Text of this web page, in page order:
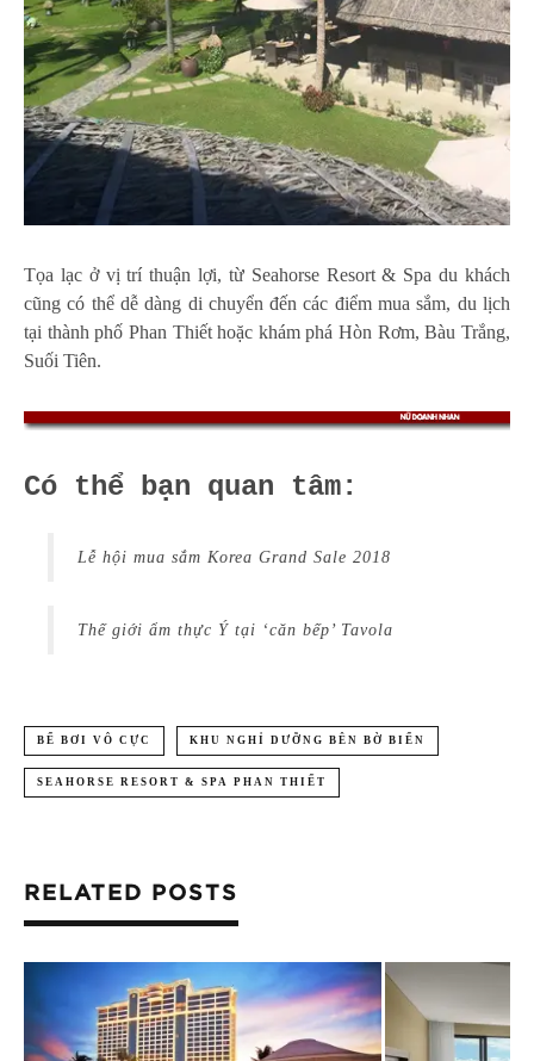
Tọa lạc ở vị trí thuận lợi, từ Seahorse Resort & Spa du khách
cũng có thể dễ dàng di chuyển đến các điểm mua sắm, du lịch
tại thành phố Phan Thiết hoặc khám phá Hòn Rơm, Bàu Trắng,
Suối Tiên.
Có thể bạn quan tâm:
Lễ hội mua sắm Korea Grand Sale 2018
Thế giới ẩm thực Ý tại ‘căn bếp’ Tavola
BỂ BƠI VÔ CỰC KHU NGHỈ DƯỠNG BÊN BỜ BIỂN
SEAHORSE RESORT & SPA PHAN THIẾT
RELATED POSTS